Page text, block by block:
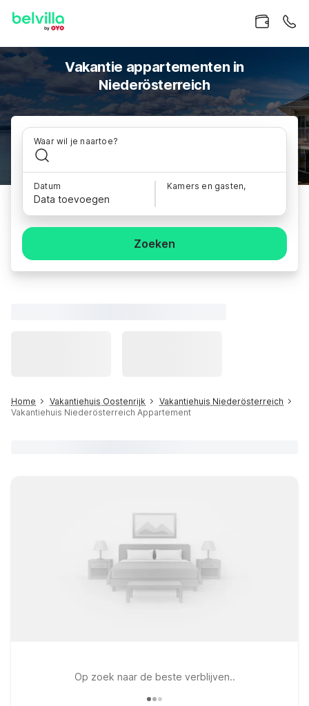
Vakantie appartementen in
Niederösterreich
Waar wil je naartoe?
Datum
Data toevoegen
Kamers en gasten,
Zoeken
Home Vakantiehuis Oostenrijk
Vakantiehuis Niederösterreich
Vakantiehuis Niederösterreich Appartement
Op zoek naar de beste verblijven..